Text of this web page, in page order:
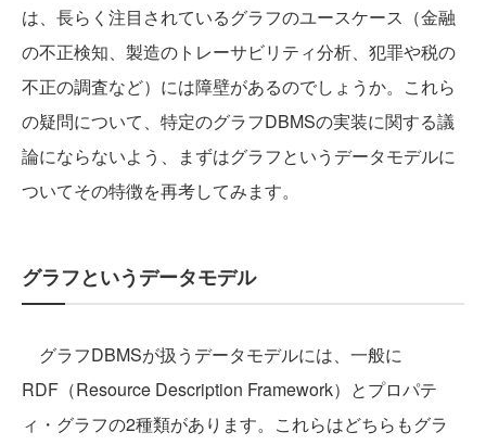
は、長らく注目されているグラフのユースケース（金融
の不正検知、製造のトレーサビリティ分析、犯罪や税の
不正の調査など）には障壁があるのでしょうか。これら
の疑問について、特定のグラフDBMSの実装に関する議
論にならないよう、まずはグラフというデータモデルに
ついてその特徴を再考してみます。
グラフというデータモデル
グラフDBMSが扱うデータモデルには、一般に
RDF（Resource Description Framework）とプロパテ
ィ・グラフの2種類があります。これらはどちらもグラ